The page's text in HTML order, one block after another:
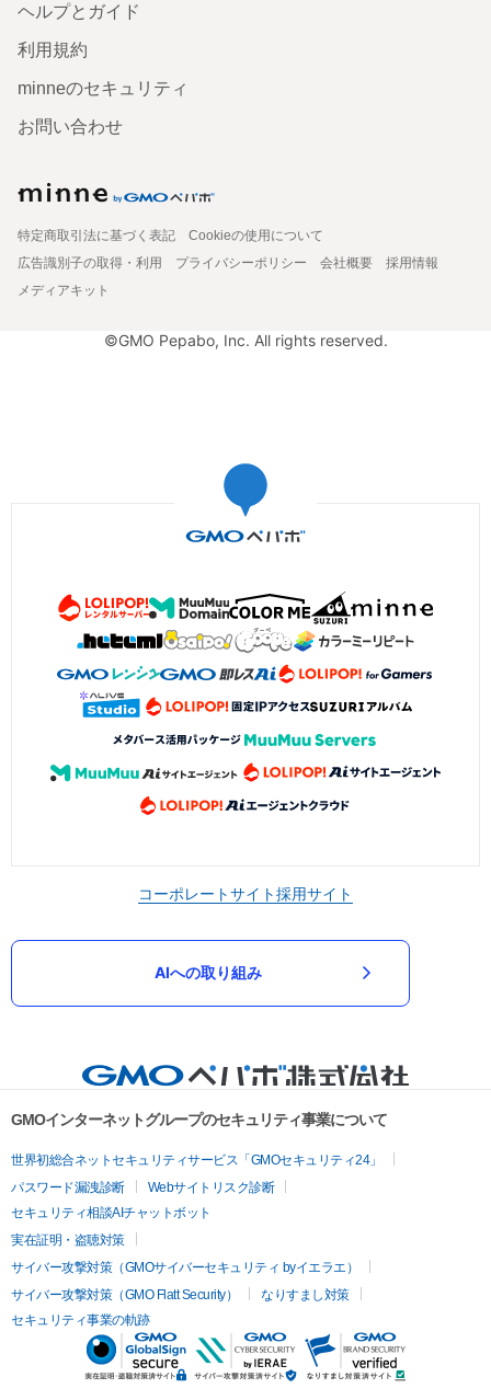
ヘルプとガイド
利用規約
minneのセキュリティ
お問い合わせ
特定商取引法に基づく表記
Cookieの使用について
広告識別子の取得・利用
プライバシーポリシー 会社概要
採用情報
メディアキット
©GMO Pepabo, Inc. All rights reserved.
コーポレートサイト採用サイト
AIへの取り組み
GMOインターネットグループのセキュリティ事業について
世界初総合ネットセキュリティサービス「GMOセキュリティ24」
パスワード漏洩診断
Webサイトリスク診断
セキュリティ相談AIチャットボット
実在証明・盗聴対策
サイバー攻撃対策（GMOサイバーセキュリティ byイエラエ）
サイバー攻撃対策（GMO Flatt Security）
なりすまし対策
セキュリティ事業の軌跡